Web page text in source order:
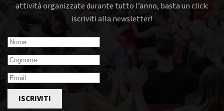
attività organizzate durante tutto l’anno, basta un click:
iscriviti alla newsletter!
ISCRIVITI